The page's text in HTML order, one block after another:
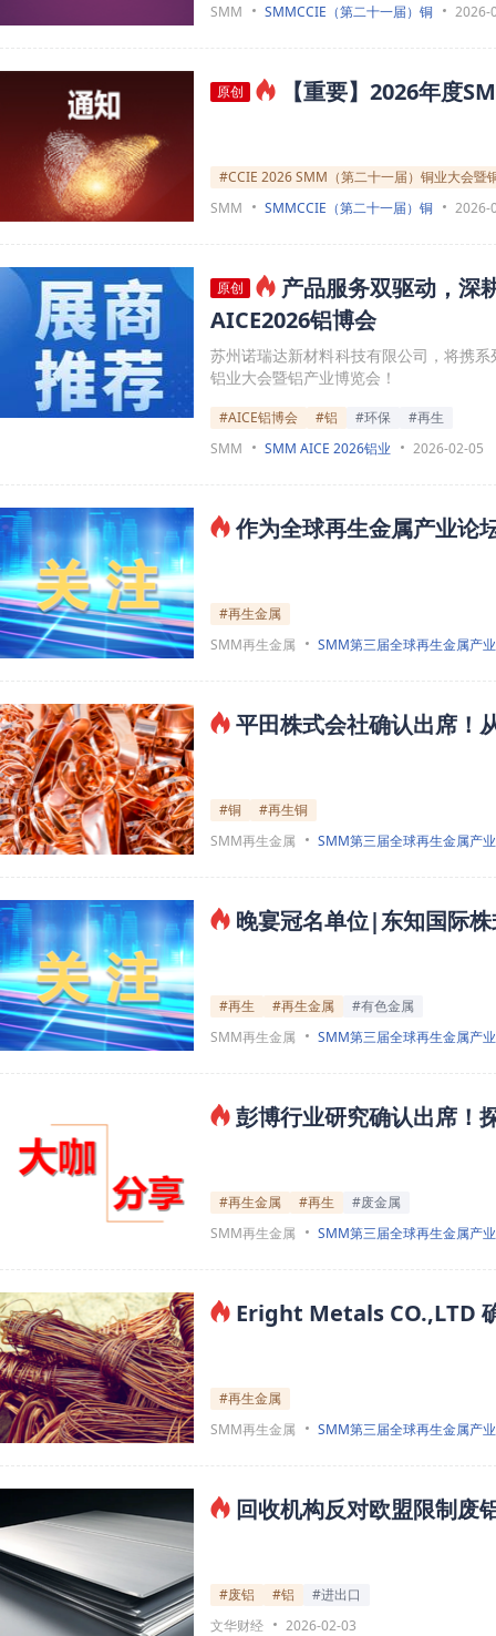
SMM
SMMCCIE（第二十一届）铜 2026-
原创 【重要】2026年度
#CCIE 2026 SMM（第二十一届）铜业大会暨
SMM
SMMCCIE（第二十一届）铜 2026-
原创
产品服务双驱动，深
AICE2026铝博会
苏州诺瑞达新材料科技有限公司，将携
铝业大会暨铝产业博览会！
#AICE铝博会 #铝 #环保
#再生
SMM
SMM AICE 2026铝业 2026-02-05
作为全球再生金属产业论
#再生金属
SMM再生金属
SMM第三届全球再生金属产
平田株式会社确认出席！
#铜
#再生铜
SMM再生金属
SMM第三届全球再生金属产
晚宴冠名单位|东知国际
#再生 #再生金属
#有色金属
SMM再生金属
SMM第三届全球再生金属产
彭博行业研究确认出席！
#再生金属 #再生
#废金属
SMM再生金属
SMM第三届全球再生金属产
Eright Metals CO.,LTD
#再生金属
SMM再生金属
SMM第三届全球再生金属产
回收机构反对欧盟限制废
#废铝 #铝
#进出口
文华财经
2026-02-03